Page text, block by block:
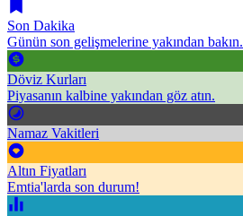
Son Dakika
Günün son gelişmelerine yakından bakın.
Döviz Kurları
Piyasanın kalbine yakından göz atın.
Namaz Vakitleri
Altın Fiyatları
Emtia'larda son durum!